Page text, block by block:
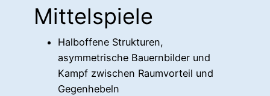
Mittelspiele
Halboffene Strukturen,
asymmetrische Bauernbilder und
Kampf zwischen Raumvorteil und
Gegenhebeln